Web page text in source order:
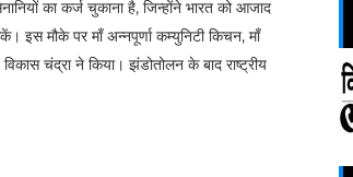
का कर्ज चुकाना है, जिन्होंने भारत को आजाद
इस मौके पर माँ अन्नपूर्णा कम्युनिटी किचन, माँ
चंद्रा ने किया। झंडोतोलन के बाद राष्ट्रीय